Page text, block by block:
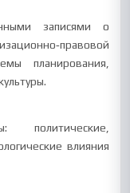
записями о
планирования,
политические,
влияния